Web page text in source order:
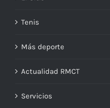
Tenis
Más deporte
Actualidad RMCT
Servicios